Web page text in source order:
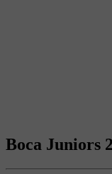
Boca Juniors